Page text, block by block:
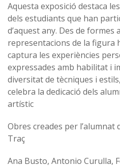
Aquesta exposició destaca
dels estudiants que han
d’aquest any. Des de formes
representacions de la figura
captura les experiències
expressades amb habilitat i
diversitat de tècniques i
celebra la dedicació dels
artístic
Obres creades per l’alumnat
Traç
Ana Busto, Antonio Curulla,